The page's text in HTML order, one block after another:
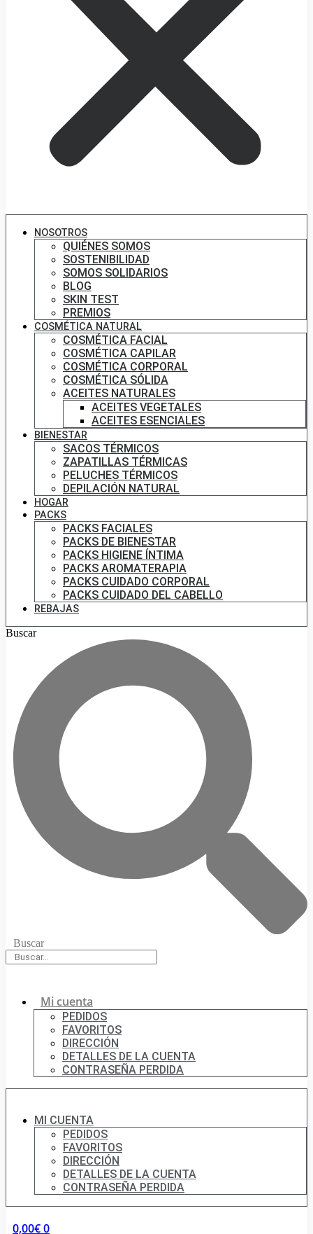
NOSOTROS
QUIÉNES SOMOS
SOSTENIBILIDAD
SOMOS SOLIDARIOS
BLOG
SKIN TEST
PREMIOS
COSMÉTICA NATURAL
COSMÉTICA FACIAL
COSMÉTICA CAPILAR
COSMÉTICA CORPORAL
COSMÉTICA SÓLIDA
ACEITES NATURALES
ACEITES VEGETALES
ACEITES ESENCIALES
BIENESTAR
SACOS TÉRMICOS
ZAPATILLAS TÉRMICAS
PELUCHES TÉRMICOS
DEPILACIÓN NATURAL
HOGAR
PACKS
PACKS FACIALES
PACKS DE BIENESTAR
PACKS HIGIENE ÍNTIMA
PACKS AROMATERAPIA
PACKS CUIDADO CORPORAL
PACKS CUIDADO DEL CABELLO
REBAJAS
Buscar
Buscar
Mi cuenta
PEDIDOS
FAVORITOS
DIRECCIÓN
DETALLES DE LA CUENTA
CONTRASEÑA PERDIDA
MI CUENTA
PEDIDOS
FAVORITOS
DIRECCIÓN
DETALLES DE LA CUENTA
CONTRASEÑA PERDIDA
0,00€0